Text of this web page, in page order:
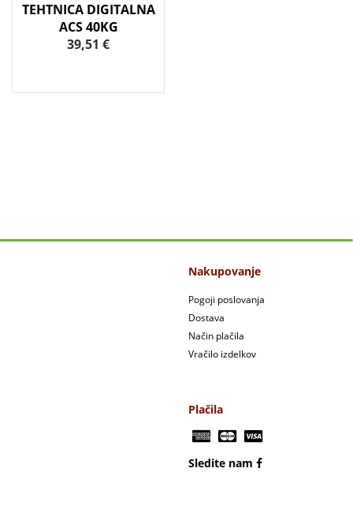
TEHTNICA DIGITALNA
ACS 40KG
39,51 €
Nakupovanje
Pogoji poslovanja
Dostava
Način plačila
Vračilo izdelkov
Plačila
Sledite nam